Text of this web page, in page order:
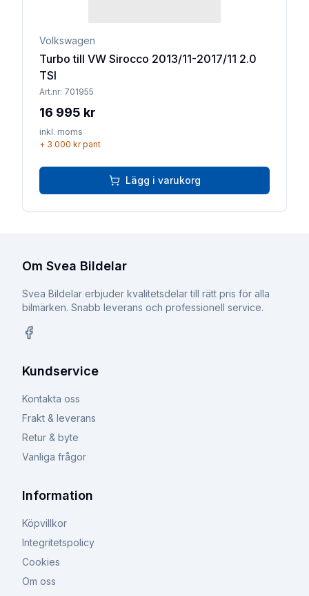
Volkswagen
Turbo till VW Sirocco 2013/11-2017/11 2.0
TSI
Art.nr: 701955
16 995 kr
inkl. moms
+ 3 000 krpant
Lägg i varukorg
Om Svea Bildelar
Svea Bildelar erbjuder kvalitetsdelar till rätt pris för alla
bilmärken. Snabb leverans och professionell service.
Kundservice
Kontakta oss
Frakt & leverans
Retur & byte
Vanliga frågor
Information
Köpvillkor
Integritetspolicy
Cookies
Om oss